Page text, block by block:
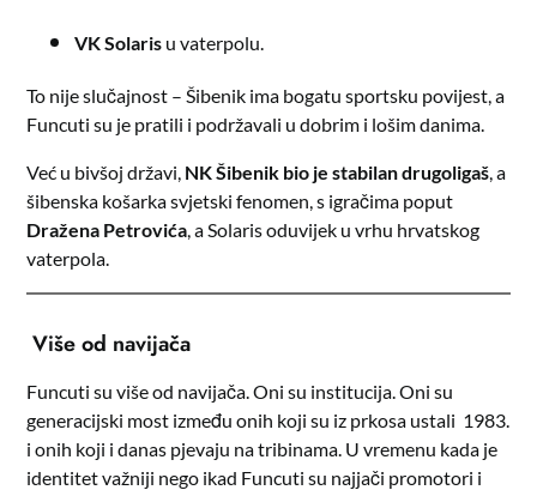
VK Solaris u vaterpolu.
To nije slučajnost – Šibenik ima bogatu sportsku povijest, a
Funcuti su je pratili i podržavali u dobrim i lošim danima.
Već u bivšoj državi, NK Šibenik bio je stabilan drugoligaš, a
šibenska košarka svjetski fenomen, s igračima poput
Dražena Petrovića, a Solaris oduvijek u vrhu hrvatskog
vaterpola.
Više od navijača
Funcuti su više od navijača. Oni su institucija. Oni su
generacijski most između onih koji su iz prkosa ustali 1983.
i onih koji i danas pjevaju na tribinama. U vremenu kada je
identitet važniji nego ikad Funcuti su najjači promotori i